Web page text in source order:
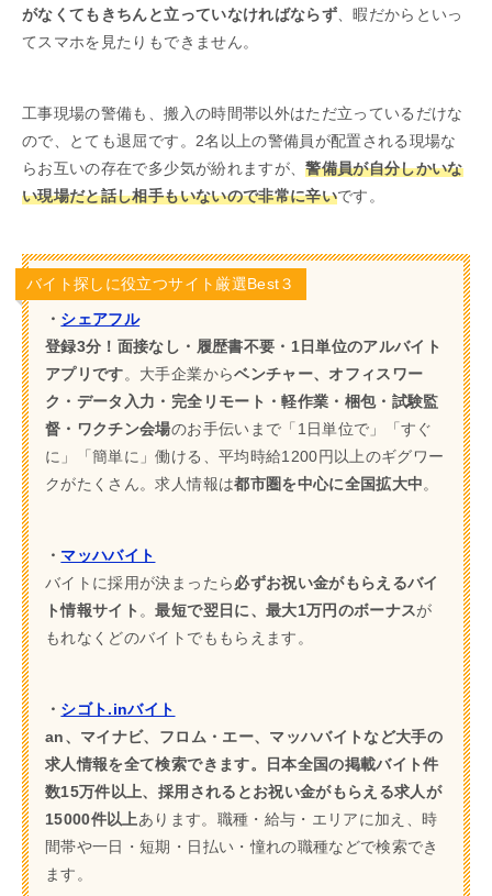
がなくてもきちんと立っていなければならず、暇だからといっ
てスマホを見たりもできません。
工事現場の警備も、搬入の時間帯以外はただ立っているだけな
ので、とても退屈です。2名以上の警備員が配置される現場な
らお互いの存在で多少気が紛れますが、警備員が自分しかいな
い現場だと話し相手もいないので非常に辛いです。
バイト探しに役立つサイト厳選Best３
・ シェアフル
登録3分！面接なし・履歴書不要・1日単位のアルバイト
アプリです。大手企業からベンチャー、オフィスワー
ク・データ入力・完全リモート・軽作業・梱包・試験監
督・ワクチン会場のお手伝いまで「1日単位で」「すぐ
に」「簡単に」働ける、平均時給1200円以上のギグワー
クがたくさん。求人情報は都市圏を中心に全国拡大中。
・ マッハバイト
バイトに採用が決まったら必ずお祝い金がもらえるバイ
ト情報サイト 。最短で翌日に、最大1万円のボーナスが
もれなくどのバイトでももらえます。
・ シゴト.inバイト
an、マイナビ、フロム・エー、マッハバイトなど大手の
求人情報を全て検索できます。日本全国の掲載バイト件
数15万件以上、採用されるとお祝い金がもらえる求人が
15000件以上あります。職種・給与・エリアに加え、時
間帯や一日・短期・日払い・憧れの職種などで検索でき
ます。